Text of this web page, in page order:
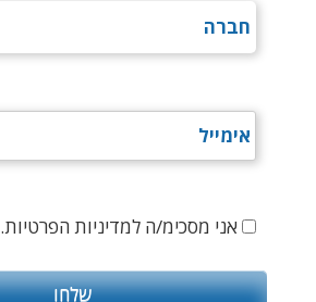
אני מסכימ/ה למדיניות הפרטיות.